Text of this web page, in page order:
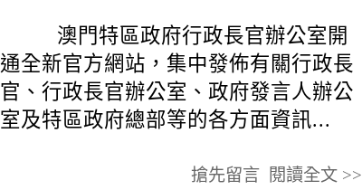
澳門特區政府行政長官辦公室開
通全新官方網站，集中發佈有關行政長
官、行政長官辦公室、政府發言人辦公
室及特區政府總部等的各方面資訊...
閱讀全文 >>
搶先留言